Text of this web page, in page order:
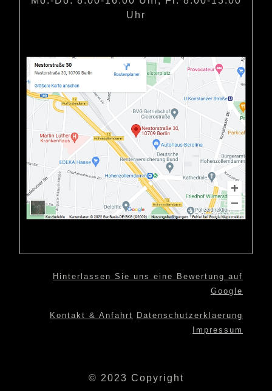
Uhr
Hinterlassen Sie uns eine Bewertung auf
Google
Kontakt & Anfahrt
Datenschutzerklaerung
Impressum
© 2023 Copyright